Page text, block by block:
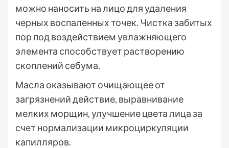
можно наносить на лицо для удаления
черных воспаленных точек. Чистка забитых
пор под воздействием увлажняющего
элемента способствует растворению
скоплений себума.
Масла оказывают очищающее от
загрязнений действие, выравнивание
мелких морщин, улучшение цвета лица за
счет нормализации микроциркуляции
капилляров.